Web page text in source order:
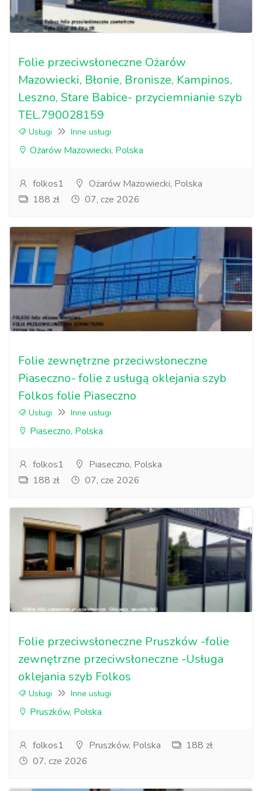
Folie przeciwsłoneczne Ożarów
Mazowiecki, Błonie, Bronisze, Kampinos,
Leszno, Stare Babice- przyciemnianie szyb
TEL.790028159
Usługi Inne usługi
Ożarów Mazowiecki, Polska
folkos1
Ożarów Mazowiecki, Polska
188 zł
07, cze 2026
Folie zewnętrzne przeciwsłoneczne
Piaseczno- folie z usługą oklejania szyb
Folkos folie Piaseczno
Usługi Inne usługi
Piaseczno, Polska
folkos1
Piaseczno, Polska
188 zł
07, cze 2026
Folie przeciwsłoneczne Pruszków -folie
zewnętrzne przeciwsłoneczne -Usługa
oklejania szyb Folkos
Usługi Inne usługi
Pruszków, Polska
folkos1 Pruszków, Polska
188 zł
07, cze 2026